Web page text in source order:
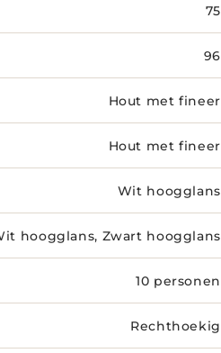
75
96
Hout met fineer
Hout met fineer
Wit hoogglans
hoogglans, Zwart hoogglans
10 personen
Rechthoekig